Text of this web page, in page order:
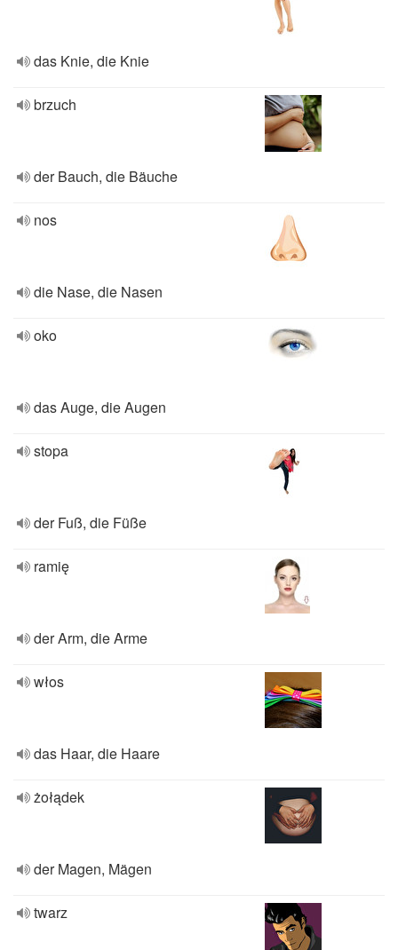
das Knie, die Knie
brzuch
der Bauch, die Bäuche
nos
die Nase, die Nasen
oko
das Auge, die Augen
stopa
der Fuß, die Füße
ramię
der Arm, die Arme
włos
das Haar, die Haare
żołądek
der Magen, Mägen
twarz